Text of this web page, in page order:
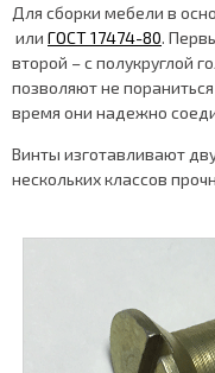
Для сборки мебели в
или ГОСТ 17474-80.
второй – с полукруглой
позволяют не
время они надежно
Винты изготавливают
нескольких классов